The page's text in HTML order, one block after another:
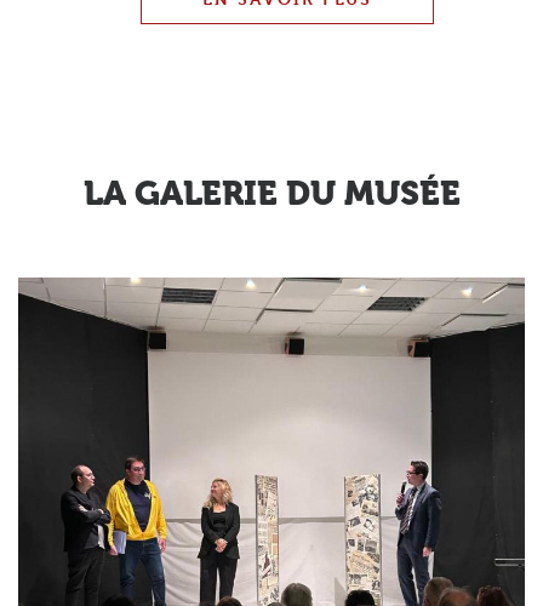
LA GALERIE DU MUSÉE